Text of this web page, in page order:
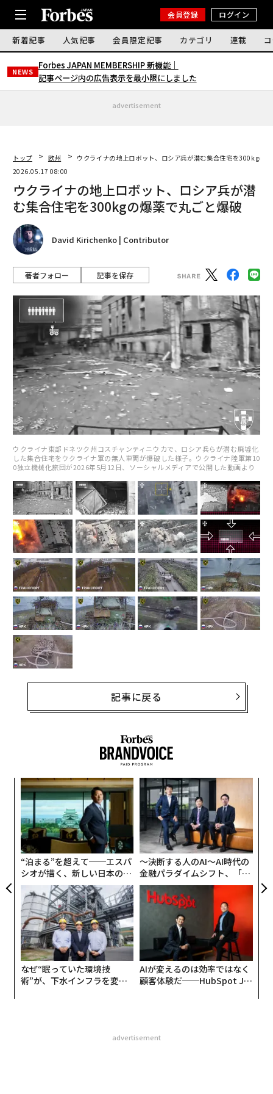
会員登録 ログイン
新着記事 人気記事 会員限定記事 カテゴリ 連載
NEWS
Forbes JAPAN MEMBERSHIP 新機能｜
記事ページ内の広告表示を最小限にしました
advertisement
トップ 欧州
ウクライナの地上ロボット、ロシア兵が潜む集合住宅を300kgの
2026.05.17 08:00
ウクライナの地上ロボット、ロシア兵が潜
む集合住宅を300kgの爆薬で丸ごと爆破
David Kirichenko | Contributor
著者フォロー 記事を保存
ウクライナ東部ドネツク州コスチャンティニウカで、ロシア兵らが潜む廃墟化
した集合住宅をウクライナ軍の無人車両が爆破した様子。ウクライナ陸軍第10
0独立機械化旅団が2026年5月12日、ソーシャルメディアで公開した動画より
記事に戻る
“泊まる”を超えて──エスパ
シオが描く、新しい日本のラ
グジュアリー（前編）
〜決断する人のAI〜AI時代の
金融パラダイムシフト、「超
個別化」の核心 【MUFG×ウ
ェルスナビ×PwC】
なぜ“眠っていた環境技
術”が、下水インフラを変え
AIが変えるのは効率ではなく
顧客体験だ──HubSpot Ja
advertisement